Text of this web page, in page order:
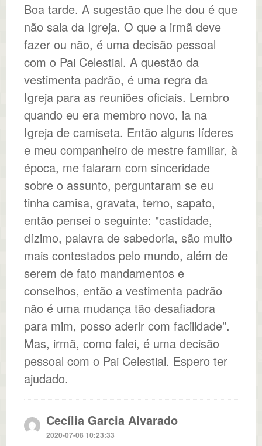
Boa tarde. A sugestão que lhe dou é que
não saia da Igreja. O que a irmã deve
fazer ou não, é uma decisão pessoal
com o Pai Celestial. A questão da
vestimenta padrão, é uma regra da
Igreja para as reuniões oficiais. Lembro
quando eu era membro novo, ia na
Igreja de camiseta. Então alguns líderes
e meu companheiro de mestre familiar, à
época, me falaram com sinceridade
sobre o assunto, perguntaram se eu
tinha camisa, gravata, terno, sapato,
então pensei o seguinte: "castidade,
dízimo, palavra de sabedoria, são muito
mais contestados pelo mundo, além de
serem de fato mandamentos e
conselhos, então a vestimenta padrão
não é uma mudança tão desafiadora
para mim, posso aderir com facilidade".
Mas, irmã, como falei, é uma decisão
pessoal com o Pai Celestial. Espero ter
ajudado.
Cecília Garcia Alvarado
2020-07-08 10:23:33